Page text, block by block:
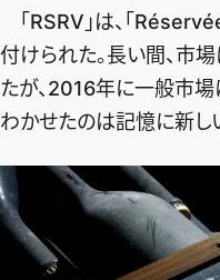
最新号試し読み
「RSRV」は、「
付けられた。長い間、市
たが、2016年に一般市場
わかせたのは記憶に新し